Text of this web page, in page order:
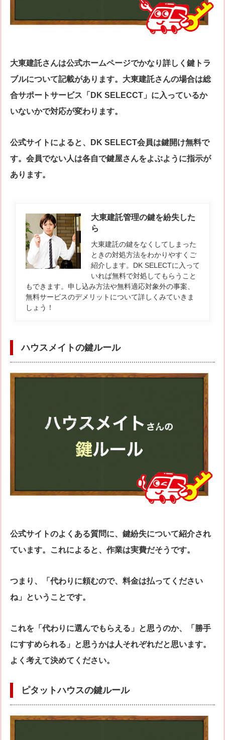
大東建託さんは公式ホームページでかなり詳しく鍵トラ
ブルについて記載があります。大東建託さんの場合は総
合サポートサービス「DK SELECCT」に入っているか
いないかで対応が変わります。
公式サイトによると、DK SELECT会員は鍵開け無料で
す。会員でない人は各自で鍵屋さんをよぶように指示が
あります。
大東建託管理の鍵を紛失した
ら
大東建託の鍵をなくしてしまった
ときの対処方法をわかりやすくご
紹介します。DK SELECTに入って
いれば無料で対処してもらうこと
もできます。申し込み方法や無料適応対象外の事案、
無料サービスのデメリットについて詳しくみていきま
しょう！
ハウスメイトの鍵ルール
公式サイトのよくある質問に、鍵紛失について紹介され
ています。これによると、作業は実費だそうです。
つまり、「代わりに頼むので、料金は払ってください
ね」ということです。
これを「代わりに選んでもらえる」と思うのか、「勝手
にすすめられる」と思うかは人それぞれだと思います。
よく考えて決めてください。
ピタットハウスの鍵ルール